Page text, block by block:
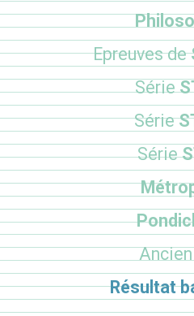
Epreuves de
Série
Série
Série
Résultat